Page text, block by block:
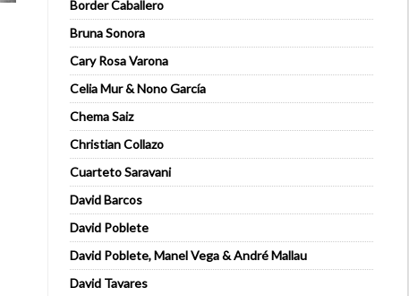
Border Caballero
Bruna Sonora
Cary Rosa Varona
Celia Mur & Nono García
Chema Saiz
Christian Collazo
Cuarteto Saravani
David Barcos
David Poblete
David Poblete, Manel Vega & André Mallau
David Tavares